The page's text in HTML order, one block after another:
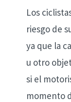
Los
riesgo de
ya que la
u otro
si el
momento